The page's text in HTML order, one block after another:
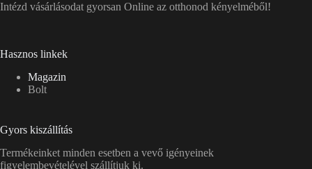
Intézd vásárlásodat gyorsan Online az otthonod kényelméből!
Hasznos linkek
Magazin
Bolt
Gyors kiszállítás
Termékeinket minden esetben a vevő igényeinek
figyelembevételével szállítjuk ki.